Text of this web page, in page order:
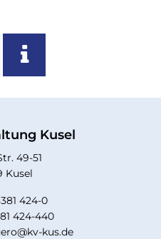
Kusel
49-51
Kusel
424-0
424-440
kus.de